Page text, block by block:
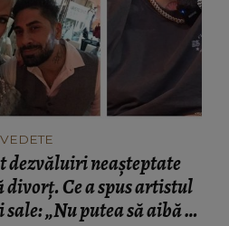
VEDETE
dezvăluiri neașteptate
divorț. Ce a spus artistul
„Nu putea să aibă o